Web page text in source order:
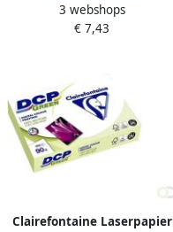
presentatiepapier A4 160 g
pak van 250 vel
3 webshops
€ 7,43
Clairefontaine Laserpapier